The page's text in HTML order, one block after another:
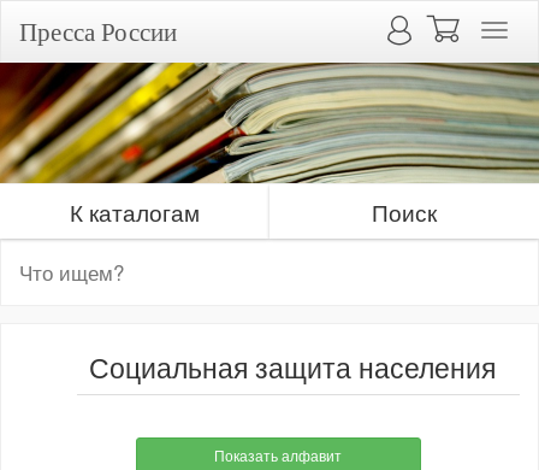
Пресса России
К каталогам Поиск
Социальная защита населения
Показать алфавит